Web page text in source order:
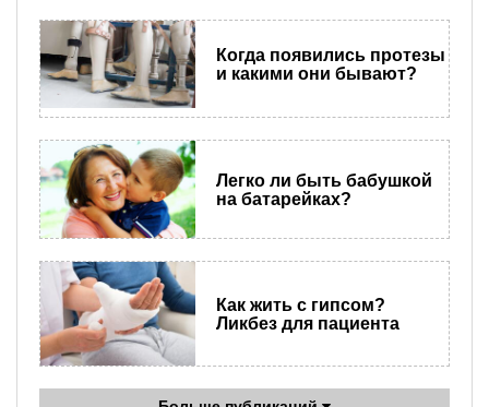
Когда появились протезы
и какими они бывают?
Легко ли быть бабушкой
на батарейках?
Как жить с гипсом?
Ликбез для пациента